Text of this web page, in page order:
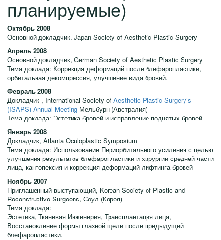
планируемые)
Октябрь 2008
Основной докладчик, Japan Society of Aesthetic Plastic Surgery
Апрель 2008
Основной докладчик, German Society of Aesthetic Plastic Surgery
Тема доклада: Коррекция деформаций после блефаропластики,
орбитальная декомпрессия, улучшение вида бровей.
Февраль 2008
Докладчик , International Society of Aesthetic Plastic Surgery’s
(ISAPS) Annual Meeting Мельбурн (Австралия)
Тема доклада: Эстетика бровей и исправление поднятых бровей
Январь 2008
Докладчик, Atlanta Oculoplastic Symposium
Тема доклада: Использование Периорбитального усиления с целью
улучшения результатов блефаропластики и хирургии средней части
лица, кантопексия и коррекция деформаций лифтинга бровей
Ноябрь 2007
Приглашенный выступающий, Korean Society of Plastic and
Reconstructive Surgeons, Сеул (Корея)
Тема доклада:
Эстетика, Тканевая Инженерия, Трансплантация лица,
Восстановление формы глазной щели после предыдущей
блефаропластики.